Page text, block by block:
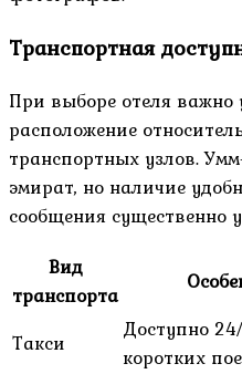
Транспортная
При выборе отеля важно
расположение
транспортных узлов.
эмират, но наличие
сообщения существенно
Вид
транспорта
Такси
Доступно
коротких